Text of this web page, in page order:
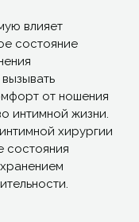
влияет
состояние
от ношения
интимной жизни.
хирургии
состояния